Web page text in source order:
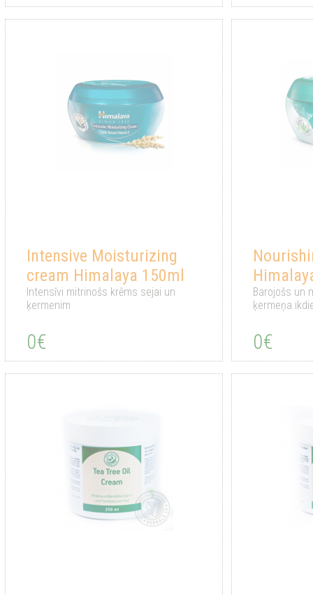
Intensive Moisturizing
cream Himalaya 150ml
Intensīvi mitrinošs krēms sejai un
ķermenim
0€
Barojošs un
ķermeņa
0€